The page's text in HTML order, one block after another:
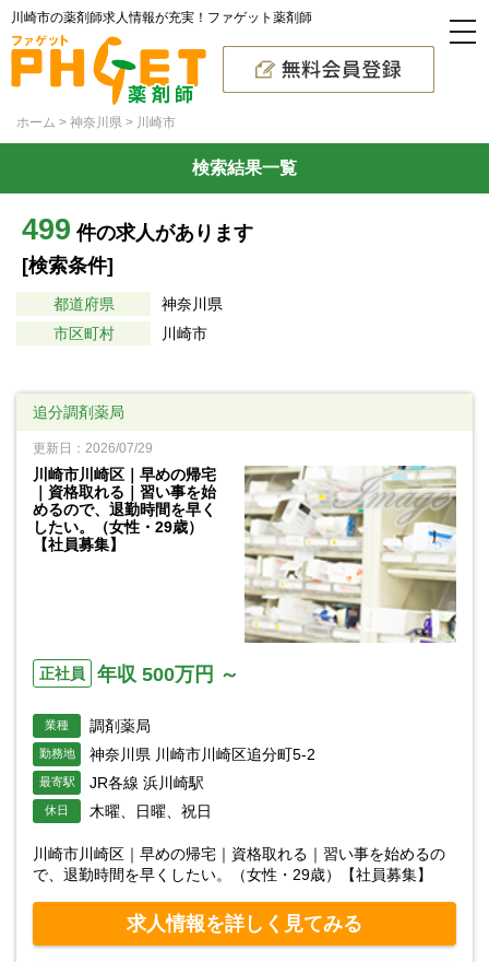
川崎市の薬剤師求人情報が充実！ファゲット薬剤師
ホーム 神奈川県 川崎市
検索結果一覧
499 件の求人があります
[検索条件]
都道府県
神奈川県
市区町村
川崎市
追分調剤薬局
更新日：2026/07/29
川崎市川崎区｜早めの帰宅
｜資格取れる｜習い事を始
めるので、退勤時間を早く
したい。（女性・29歳）
【社員募集】
正社員 年収 500万円 ～
業種 調剤薬局
勤務地 神奈川県 川崎市川崎区追分町5-2
最寄駅 JR各線 浜川崎駅
休日 木曜、日曜、祝日
川崎市川崎区｜早めの帰宅｜資格取れる｜習い事を始めるの
で、退勤時間を早くしたい。（女性・29歳）【社員募集】
求人情報を詳しく見てみる